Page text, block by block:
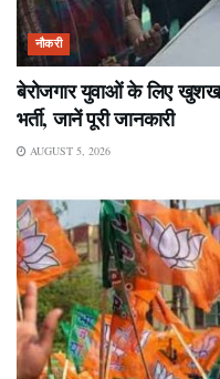
नौकरी
बेरोजगार युवाओं के लिए
भर्ती, जानें पूरी जानकारी
AUGUST 5, 2026